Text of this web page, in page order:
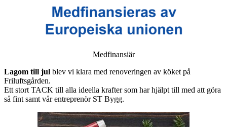
Medfinansiär
Lagom till jul blev vi klara med renoveringen av köket på
Friluftsgården.
Ett stort TACK till alla ideella krafter som har hjälpt till med att göra
så fint samt vår entreprenör ST Bygg.